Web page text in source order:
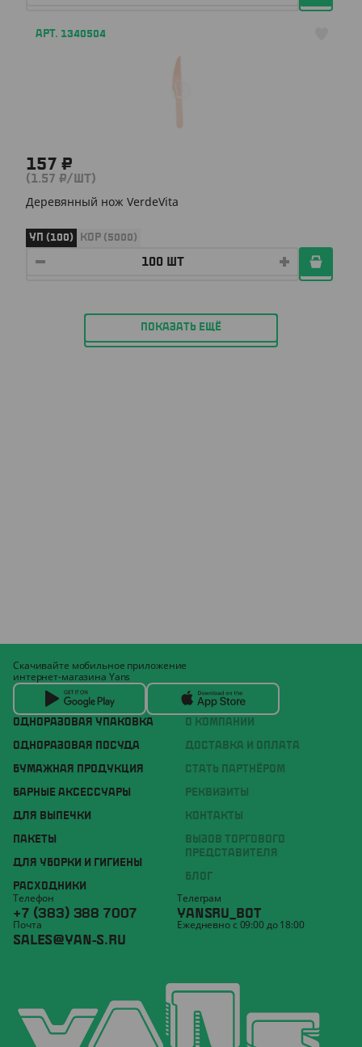
АРТ. 1340504
157 ₽
(1.57 ₽/ШТ)
Деревянный нож VerdeVita
УП (100) КОР (5000)
ПОКАЗАТЬ ЕЩЁ
ОДНОРАЗОВАЯ УПАКОВКА
ОДНОРАЗОВАЯ ПОСУДА
БУМАЖНАЯ ПРОДУКЦИЯ
БАРНЫЕ АКСЕССУАРЫ
ДЛЯ ВЫПЕЧКИ
ПАКЕТЫ
ДЛЯ УБОРКИ И ГИГИЕНЫ
РАСХОДНИКИ
О КОМПАНИИ
ДОСТАВКА И ОПЛАТА
СТАТЬ ПАРТНЁРОМ
РЕКВИЗИТЫ
КОНТАКТЫ
ВЫЗОВ ТОРГОВОГО
ПРЕДСТАВИТЕЛЯ
БЛОГ
Скачивайте мобильное приложение
интернет-магазина Yans
Телефон
+7 (383) 388 7007
Телеграм
YANSRU_BOT
Почта
SALES@YAN-S.RU
Ежедневно с 09:00 до 18:00